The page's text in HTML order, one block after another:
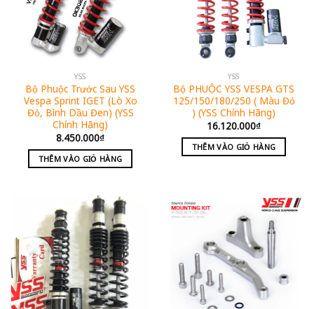
YSS
Bộ Phuộc Trước Sau YSS
Vespa Sprint IGET (Lò Xo
Đỏ, Bình Dầu Đen) (YSS
Chính Hãng)
8.450.000₫
THÊM VÀO GIỎ HÀNG
YSS
Bộ PHUỘC YSS VESPA GTS
125/150/180/250 ( Màu Đỏ
) (YSS Chính Hãng)
16.120.000₫
THÊM VÀO GIỎ HÀNG